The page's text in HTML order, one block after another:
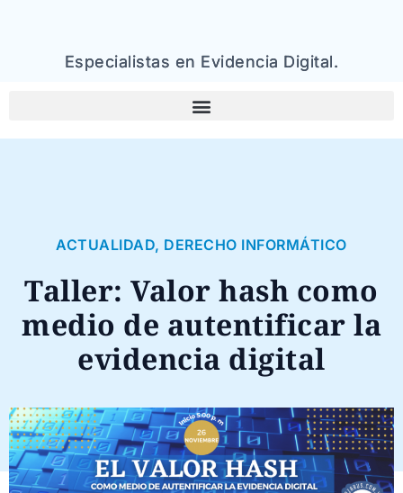
Especialistas en Evidencia Digital.
ACTUALIDAD, DERECHO INFORMÁTICO
Taller: Valor hash como
medio de autentificar la
evidencia digital